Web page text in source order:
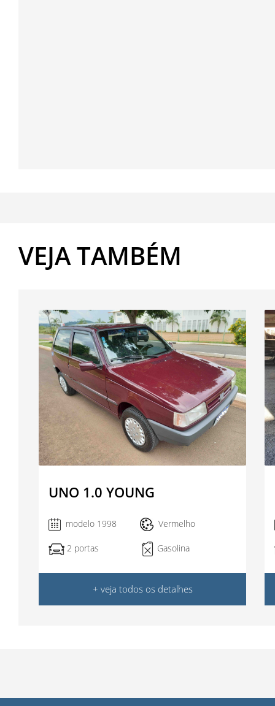
VEJA TAMBÉM
UNO 1.0 YOUNG
modelo 1998 Vermelho
2 portas Gasolina
+ veja todos os detalhes